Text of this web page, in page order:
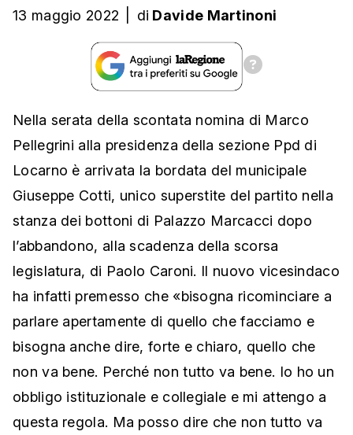
13 maggio 2022 di Davide Martinoni
Nella serata della scontata nomina di Marco
Pellegrini alla presidenza della sezione Ppd di
Locarno è arrivata la bordata del municipale
Giuseppe Cotti, unico superstite del partito nella
stanza dei bottoni di Palazzo Marcacci dopo
l’abbandono, alla scadenza della scorsa
legislatura, di Paolo Caroni. Il nuovo vicesindaco
ha infatti premesso che «bisogna ricominciare a
parlare apertamente di quello che facciamo e
bisogna anche dire, forte e chiaro, quello che
non va bene. Perché non tutto va bene. Io ho un
obbligo istituzionale e collegiale e mi attengo a
questa regola. Ma posso dire che non tutto va